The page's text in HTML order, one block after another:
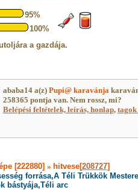
95%
100%
a gazdája.
ababa14 a(z) Pupi@ karavánja
258365 pontja van. Nem rossz, mi?
Belépési feltételek, leírás, honlap,
[222880] » hitvese[208727]
forrása,A Téli Trükkök
bástyája,Téli arc